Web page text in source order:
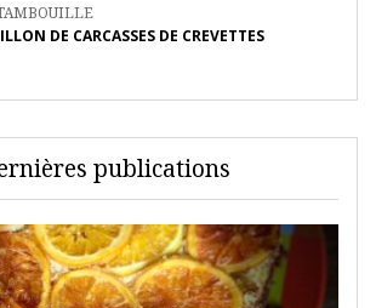
DE CARCASSES DE CREVETTES
publications